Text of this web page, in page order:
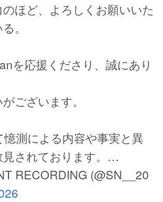
ほど、よろしくお願いいた
。
を応援くださり、誠にあり
ございます。
測による内容や事実と異
されております。…
RECORDING (@SN__20